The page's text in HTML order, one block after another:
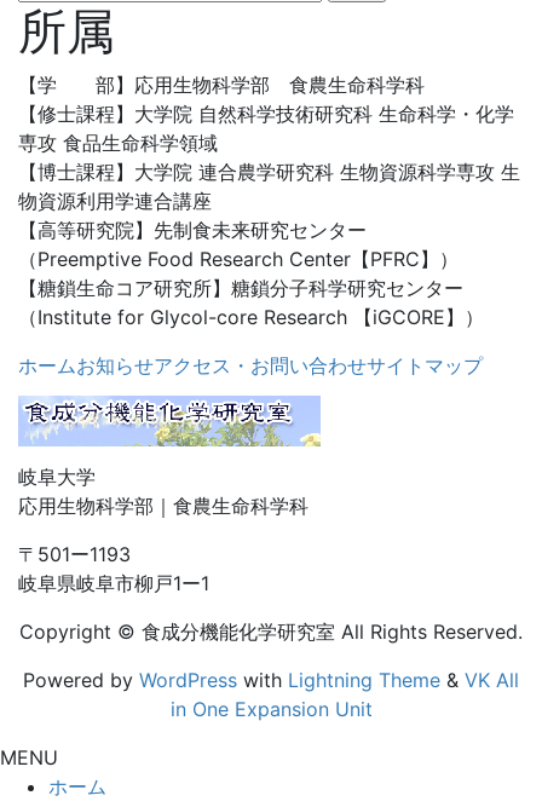
索:
所属
【学 部】応用生物科学部 食農生命科学科
【修士課程】大学院 自然科学技術研究科 生命科学・化学
専攻 食品生命科学領域
【博士課程】大学院 連合農学研究科 生物資源科学専攻 生
物資源利用学連合講座
【高等研究院】先制食未来研究センター
（Preemptive Food Research Center【PFRC】）
【糖鎖生命コア研究所】糖鎖分子科学研究センター
（Institute for Glycol-core Research 【iGCORE】）
ホームお知らせアクセス・お問い合わせサイトマップ
岐阜大学
応用生物科学部｜食農生命科学科
〒501ー1193
岐阜県岐阜市柳戸1ー1
Copyright © 食成分機能化学研究室 All Rights Reserved.
Powered by WordPress with Lightning Theme & VK All
in One Expansion Unit
MENU
ホーム